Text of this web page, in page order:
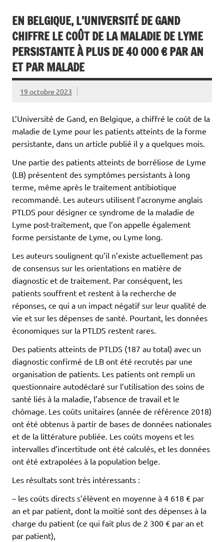
EN BELGIQUE, L’UNIVERSITÉ DE GAND
CHIFFRE LE COÛT DE LA MALADIE DE LYME
PERSISTANTE À PLUS DE 40 000 € PAR AN
ET PAR MALADE
19 octobre 2023
L’Université de Gand, en Belgique, a chiffré le coût de la
maladie de Lyme pour les patients atteints de la forme
persistante, dans un article publié il y a quelques mois.
Une partie des patients atteints de borréliose de Lyme
(LB) présentent des symptômes persistants à long
terme, même après le traitement antibiotique
recommandé. Les auteurs utilisent l’acronyme anglais
PTLDS pour désigner ce syndrome de la maladie de
Lyme post-traitement, que l’on appelle également
forme persistante de Lyme, ou Lyme long.
Les auteurs soulignent qu’il n’existe actuellement pas
de consensus sur les orientations en matière de
diagnostic et de traitement. Par conséquent, les
patients souffrent et restent à la recherche de
réponses, ce qui a un impact négatif sur leur qualité de
vie et sur les dépenses de santé. Pourtant, les données
économiques sur la PTLDS restent rares.
Des patients atteints de PTLDS (187 au total) avec un
diagnostic confirmé de LB ont été recrutés par une
organisation de patients. Les patients ont rempli un
questionnaire autodéclaré sur l’utilisation des soins de
santé liés à la maladie, l’absence de travail et le
chômage. Les coûts unitaires (année de référence 2018)
ont été obtenus à partir de bases de données nationales
et de la littérature publiée. Les coûts moyens et les
intervalles d’incertitude ont été calculés, et les données
ont été extrapolées à la population belge.
Les résultats sont très intéressants :
– les coûts directs s’élèvent en moyenne à 4 618 € par
an et par patient, dont la moitié sont des dépenses à la
charge du patient (ce qui fait plus de 2 300 € par an et
par patient),